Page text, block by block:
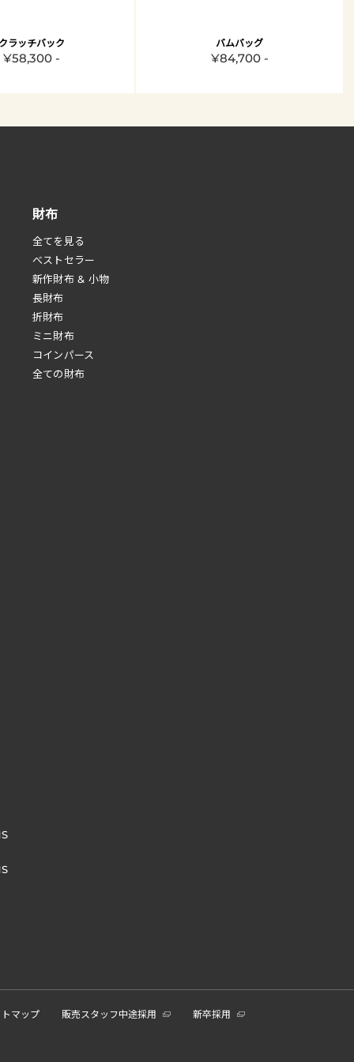
ラッチバック
¥58,300 -
バムバッグ
¥84,700 -
財布
全てを見る
べストセラー
新作財布 & 小物
長財布
折財布
ミニ財布
コインパース
全ての財布
マップ 販売スタッフ中途採用 新卒採用